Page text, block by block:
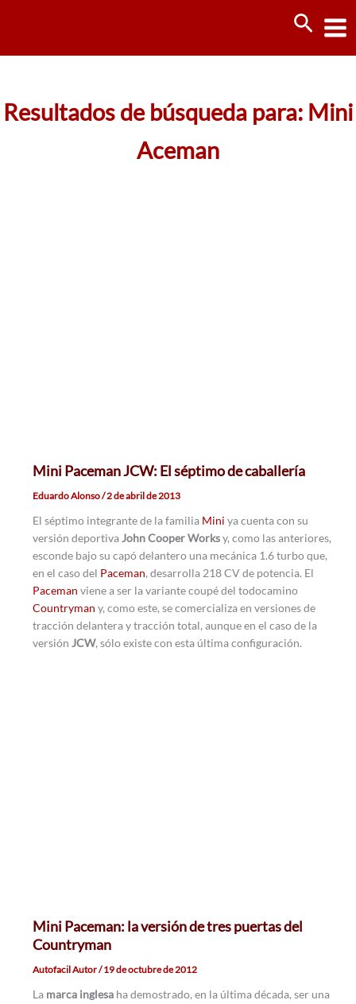
Resultados de búsqueda para: Mini
Aceman
Mini Paceman JCW: El séptimo de caballería
Eduardo Alonso/2 de abril de 2013
El séptimo integrante de la familia Mini ya cuenta con su
versión deportiva John Cooper Worksy, como las anteriores,
esconde bajo su capó delantero una mecánica 1.6 turbo que,
en el caso del Paceman, desarrolla 218 CV de potencia. El
Paceman viene a ser la variante coupé del todocamino
Countryman y, como este, se comercializa en versiones de
tracción delantera y tracción total, aunque en el caso de la
versión JCW, sólo existe con esta última configuración.
Mini Paceman: la versión de tres puertas del
Countryman
Autofacil Autor/19 de octubre de 2012
La marca inglesa ha demostrado, en la última década, ser una